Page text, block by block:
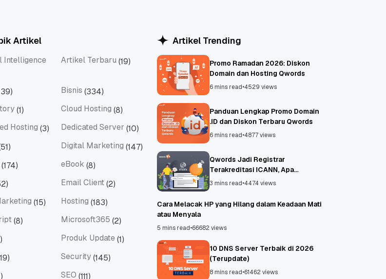
Artikel
Intelligence Artikel Terbaru (19)
Bisnis (334)
(1) Cloud Hosting (8)
Hosting (3) Dedicated Server (10)
Digital Marketing (147)
(174) eBook (8)
Email Client(2)
(15) Hosting (183)
(8) Microsoft365 (2)
Produk Update (1)
Security(145)
SEO (111)
Artikel Trending
Promo Ramadan 2026: Diskon
Domain dan Hosting Qwords
6 mins read•4529 views
Panduan Lengkap Promo Domain
.ID dan Diskon Terbaru Qwords
6 mins read•4877 views
Qwords Jadi Registrar
Terakreditasi ICANN, Apa
Untungnya?
3 mins read•4474 views
Cara Melacak HP yang Hilang dalam Keadaan Mati
atau Menyala
5 mins read•66682 views
10 DNS Server Terbaik di 2026
(Terupdate)
8 mins read•61462 views